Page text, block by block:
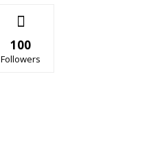
100
Followers